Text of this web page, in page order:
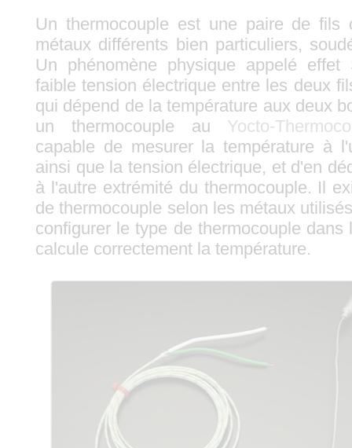
Un thermocouple est une paire de fils
métaux différents bien particuliers,
Un phénomène physique appelé effet
faible tension électrique entre les deux
qui dépend de la température aux deux
un thermocouple au Yocto-
capable de mesurer la température à
ainsi que la tension électrique, et d'en
à l'autre extrémité du thermocouple. Il
de thermocouple selon les métaux
configurer le type de thermocouple dans
calcule correctement la température.